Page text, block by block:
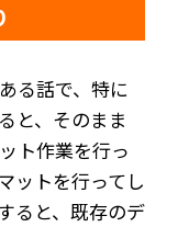
る話で、特に
と、そのまま
ト作業を行っ
ットを行ってし
ると、既存のデ